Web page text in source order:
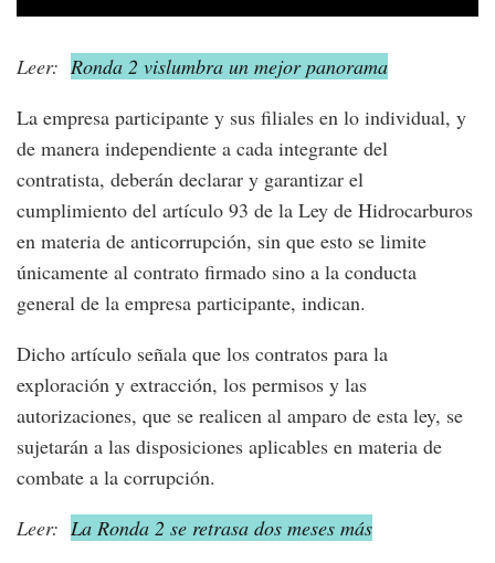
Leer: Ronda 2 vislumbra un mejor panorama
La empresa participante y sus filiales en lo individual, y
de manera independiente a cada integrante del
contratista, deberán declarar y garantizar el
cumplimiento del artículo 93 de la Ley de Hidrocarburos
en materia de anticorrupción, sin que esto se limite
únicamente al contrato firmado sino a la conducta
general de la empresa participante, indican.
Dicho artículo señala que los contratos para la
exploración y extracción, los permisos y las
autorizaciones, que se realicen al amparo de esta ley, se
sujetarán a las disposiciones aplicables en materia de
combate a la corrupción.
Leer: La Ronda 2 se retrasa dos meses más